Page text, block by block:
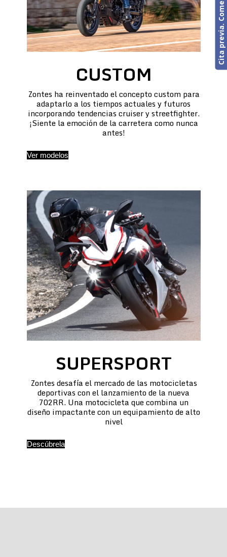
CUSTOM
Zontes ha reinventado el concepto custom para
adaptarlo a los tiempos actuales y futuros
incorporando tendencias cruiser y streetfighter.
¡Siente la emoción de la carretera como nunca
antes!
Ver modelos
SUPERSPORT
Zontes desafía el mercado de las motocicletas
deportivas con el lanzamiento de la nueva
702RR. Una motocicleta que combina un
diseño impactante con un equipamiento de alto
nivel
Descúbrela